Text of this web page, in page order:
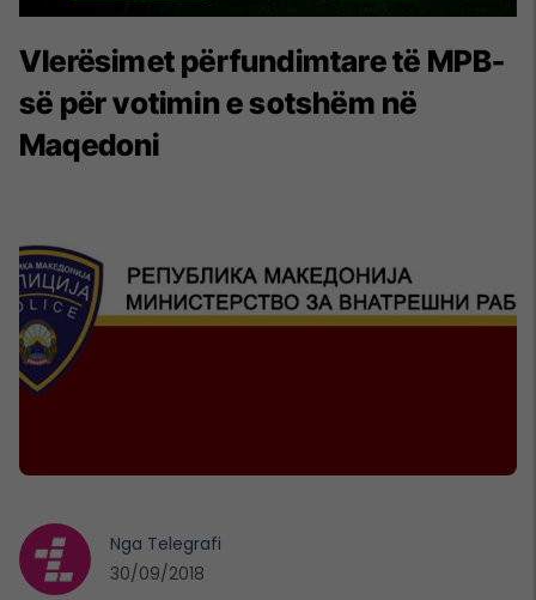
Vlerësimet përfundimtare të MPB-
së për votimin e sotshëm në
Maqedoni
Nga Telegrafi
30/09/2018